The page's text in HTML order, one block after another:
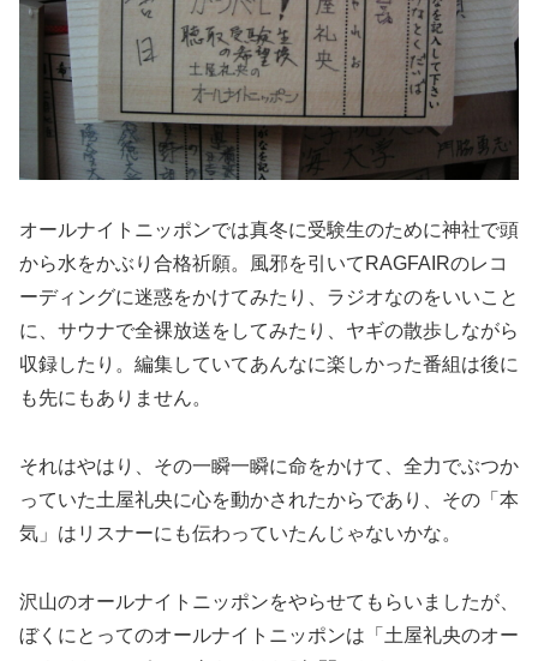
オールナイトニッポンでは真冬に受験生のために神社で頭
から水をかぶり合格祈願。風邪を引いてRAGFAIRのレコ
ーディングに迷惑をかけてみたり、ラジオなのをいいこと
に、サウナで全裸放送をしてみたり、ヤギの散歩しながら
収録したり。編集していてあんなに楽しかった番組は後に
も先にもありません。
それはやはり、その一瞬一瞬に命をかけて、全力でぶつか
っていた土屋礼央に心を動かされたからであり、その「本
気」はリスナーにも伝わっていたんじゃないかな。
沢山のオールナイトニッポンをやらせてもらいましたが、
ぼくにとってのオールナイトニッポンは「土屋礼央のオー